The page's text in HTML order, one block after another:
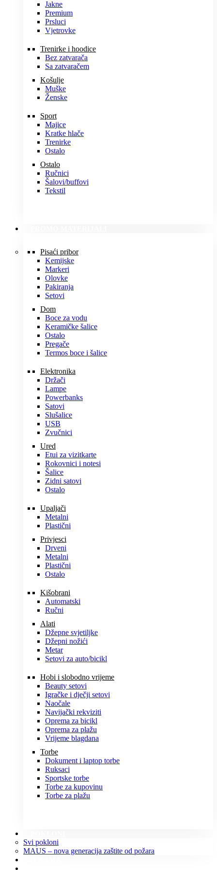
Jakne
Premium
Prsluci
Vjetrovke
Trenirke i hoodice
Bez zatvarača
Sa zatvaračem
Košulje
Muške
Ženske
Sport
Majice
Kratke hlače
Trenirke
Ostalo
Ostalo
Ručnici
Šalovi/buffovi
Tekstil
Pisaći pribor
Kemijske
Markeri
Olovke
Pakiranja
Setovi
Dom
Boce za vodu
Keramičke šalice
Ostalo
Pregače
Termos boce i šalice
Elektronika
Držači
Lampe
Powerbanks
Satovi
Slušalice
USB
Zvučnici
Ured
Etui za vizitkarte
Rokovnici i notesi
Šalice
Zidni satovi
Ostalo
Upaljači
Metalni
Plastični
Privjesci
Drveni
Metalni
Plastični
Ostalo
Kišobrani
Automatski
Ručni
Alati
Džepne svjetiljke
Džepni nožići
Metar
Setovi za auto/bicikl
Hobi i slobodno vrijeme
Beauty setovi
Igračke i dječji setovi
Naočale
Navijački rekviziti
Oprema za bicikl
Oprema za plažu
Vrijeme blagdana
Torbe
Dokument i laptop torbe
Ruksaci
Sportske torbe
Torbe za kupovinu
Torbe za plažu
Svi pokloni
MAUS – nova generacija zaštite od požara